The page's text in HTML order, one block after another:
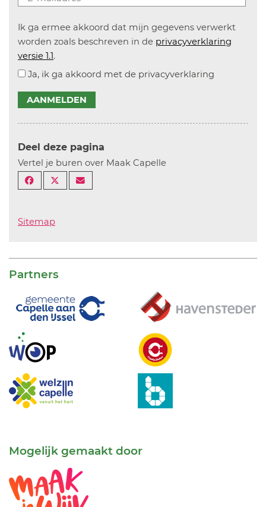
Ik ga ermee akkoord dat mijn gegevens verwerkt
worden zoals beschreven in de privacyverklaring
versie 1.1.
Ja, ik ga akkoord met de privacyverklaring
AANMELDEN
Deel deze pagina
Vertel je buren over Maak Capelle
Sitemap
Partners
Mogelijk gemaakt door